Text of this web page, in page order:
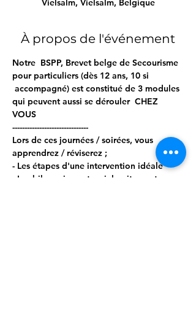
Vielsalm, Vielsalm, Belgique
À propos de l'événement
Notre  BSPP, Brevet belge de Secourisme
pour particuliers (dès 12 ans, 10 si
accompagné) est constitué de 3 modules
qui peuvent aussi se dérouler  CHEZ
VOUS
-------------------------------
Lors de ces journées / soirées, vous
apprendrez / réviserez ;
- Les étapes d'une intervention idéale
- Les bilans circonstanciels, vitaux et